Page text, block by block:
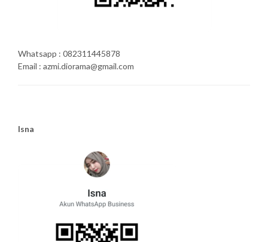
Whatsapp : 082311445878
Email : azmi.diorama@gmail.com
Isna